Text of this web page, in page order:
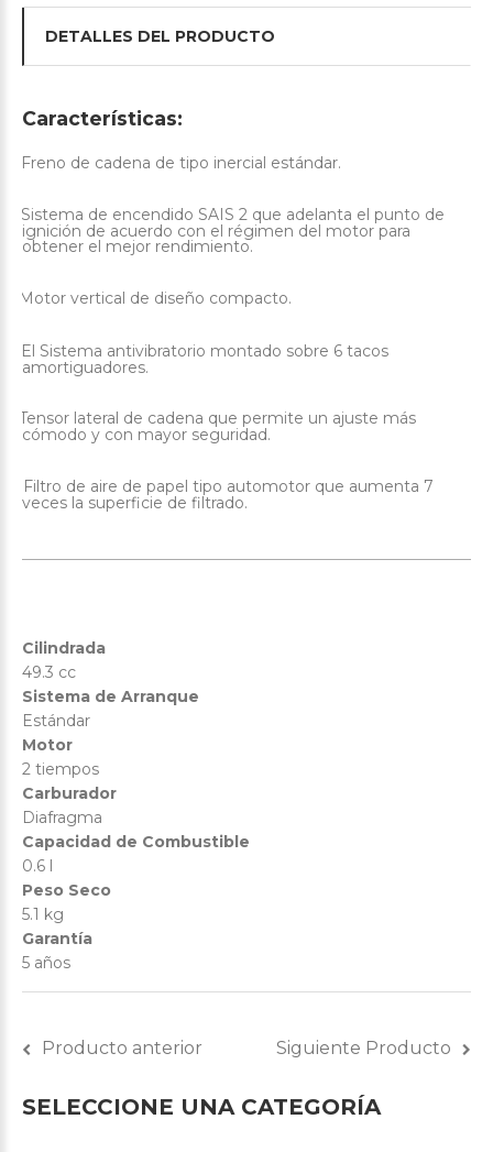
DETALLES DEL PRODUCTO
Características:
Freno de cadena de tipo inercial estándar.
Sistema de encendido SAIS 2 que adelanta el punto de
ignición de acuerdo con el régimen del motor para
obtener el mejor rendimiento.
Motor vertical de diseño compacto.
El Sistema antivibratorio montado sobre 6 tacos
amortiguadores.
Tensor lateral de cadena que permite un ajuste más
cómodo y con mayor seguridad.
Filtro de aire de papel tipo automotor que aumenta 7
veces la superficie de filtrado.
Cilindrada
49.3 cc
Sistema de Arranque
Estándar
Motor
2 tiempos
Carburador
Diafragma
Capacidad de Combustible
0.6 l
Peso Seco
5.1 kg
Garantía
5 años
Producto anterior Siguiente Producto
SELECCIONE UNA CATEGORÍA